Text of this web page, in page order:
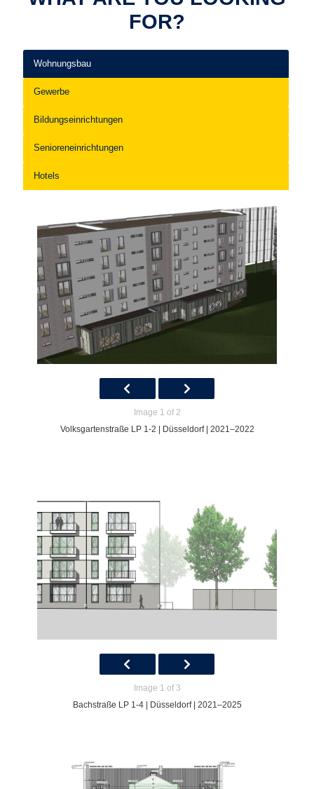
FOR?
Wohnungsbau
Gewerbe
Bildungseinrichtungen
Senioreneinrichtungen
Hotels
Image 1 of 2
Volksgartenstraße LP 1-2 | Düsseldorf | 2021–2022
Image 1 of 3
Bachstraße LP 1-4 | Düsseldorf | 2021–2025